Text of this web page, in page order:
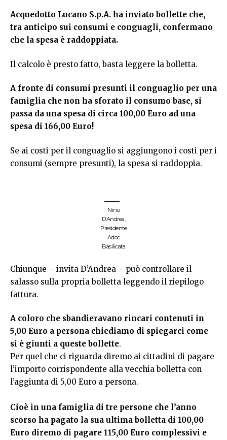
Acquedotto Lucano S.p.A. ha inviato bollette che,
tra anticipo sui consumi e conguagli, confermano
che la spesa è raddoppiata.
Il calcolo è presto fatto, basta leggere la bolletta.
A fronte di consumi presunti il conguaglio per una
famiglia che non ha sforato il consumo base, si
passa da una spesa di circa 100,00 Euro ad una
spesa di 166,00 Euro!
Se ai costi per il conguaglio si aggiungono i costi per i
consumi (sempre presunti), la spesa si raddoppia.
Nino
D’Andrea,
Presidente
Adoc
Basilicata
Chiunque – invita D’Andrea – può controllare il
salasso sulla propria bolletta leggendo il riepilogo
fattura.
A coloro che sbandieravano rincari contenuti in
5,00 Euro a persona chiediamo di spiegarci come
si è giunti a queste bollette.
Per quel che ci riguarda diremo ai cittadini di pagare
l’importo corrispondente alla vecchia bolletta con
l’aggiunta di 5,00 Euro a persona.
Cioè in una famiglia di tre persone che l’anno
scorso ha pagato la sua ultima bolletta di 100,00
Euro diremo di pagare 115,00 Euro complessivi e